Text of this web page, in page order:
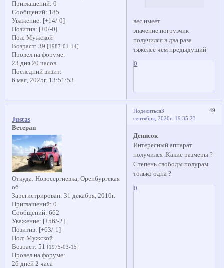
Приглашений: 0
Сообщений: 185
Уважение: [+14/-0]
Позитив: [+0/-0]
Пол: Мужской
Возраст: 39 [1987-01-14]
Провел на форуме:
23 дня 20 часов
Последний визит:
6 мая, 2025г. 13:51:53
вес имеет
значение.погрузчик
получился в два раза
тяжелее чем предыдущий
0
Поделиться 49
3
сентября, 2020г. 19:35:23
Justas
Ветеран
Откуда: Новосергиевка, Оренбургская
об
Зарегистрирован: 31 декабря, 2010г.
Приглашений: 0
Сообщений: 662
Уважение: [+56/-2]
Позитив: [+63/-1]
Пол: Мужской
Возраст: 51 [1975-03-15]
Провел на форуме:
26 дней 2 часа
Денисок
Интересный аппарат
получился .Какие размеры ?
Степень свободы полурам
только одна ?
0